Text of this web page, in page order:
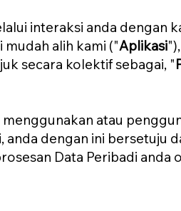
interaksi anda dengan
mudah alih kami ("Aplikasi
secara kolektif sebagai, "
atau
anda dengan ini bersetuju
Data Peribadi anda